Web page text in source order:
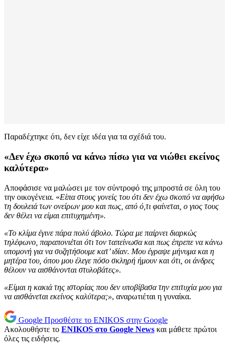
Παραδέχτηκε ότι, δεν είχε ιδέα για τα σχέδιά του.
«Δεν έχω σκοπό να κάνω πίσω για να νιώθει εκείνος
καλύτερα»
Αποφάσισε να μαλώσει με τον σύντροφό της μπροστά σε όλη του
την οικογένεια. «Είπα στους γονείς του ότι δεν έχω σκοπό να αφήσω
τη δουλειά των ονείρων μου και πως, από ό,τι φαίνεται, ο γιος τους
δεν θέλει να είμαι επιτυχημένη».
«Το κλίμα έγινε πάρα πολύ άβολο. Τώρα με παίρνει διαρκώς
τηλέφωνο, παραπονιέται ότι τον ταπείνωσα και πως έπρεπε να κάνω
υπομονή για να συζητήσουμε κατ’ ιδίαν. Μου έγραψε μήνυμα και η
μητέρα του, όπου μου έλεγε πόσο σκληρή ήμουν και ότι, οι άνδρες
θέλουν να αισθάνονται στυλοβάτες».
«Είμαι η κακιά της ιστορίας που δεν υποβίβασα την επιτυχία μου για
να αισθάνεται εκείνος καλύτερα;», αναρωτιέται η γυναίκα.
Google Προσθέστε το ENIKOS στην Google
Ακολουθήστε το ENIKOS στο Google News και μάθετε πρώτοι
όλες τις ειδήσεις.